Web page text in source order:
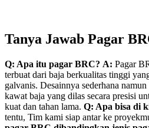
Tanya Jawab Pagar
Q: Apa itu pagar BRC? A: Pagar
terbuat dari baja berkualitas tinggi
galvanis. Desainnya sederhana
kawat baja yang dilas secara presisi
kuat dan tahan lama. Q: Apa bisa di
tentu, Tim kami siap antar ke